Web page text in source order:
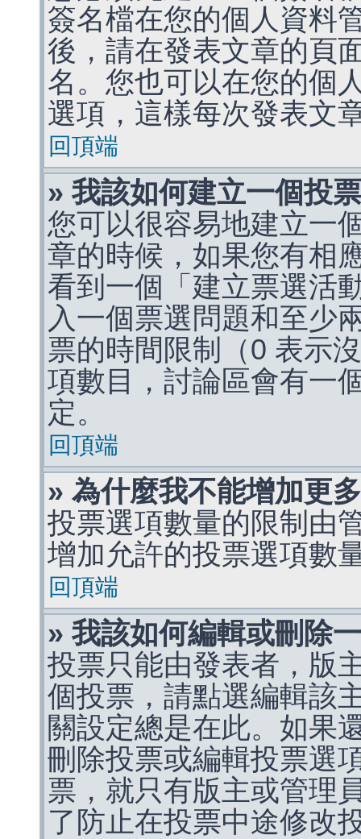
簽名檔在您的個人資料
後，請在發表文章的頁
名。您也可以在您的個
選項，這樣每次發表文
回頂端
» 我該如何建立一個投
您可以很容易地建立一
章的時候，如果您有相
看到一個「建立票選活
入一個票選問題和至少
票的時間限制（0 表示
項數目，討論區會有一
定。
回頂端
» 為什麼我不能增加更
投票選項數量的限制由
增加允許的投票選項數
回頂端
» 我該如何編輯或刪除
投票只能由發表者，版
個投票，請點選編輯該
關設定總是在此。如果
刪除投票或編輯投票選
票，就只有版主或管理
了防止在投票中途修改